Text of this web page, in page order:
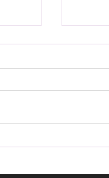
取付